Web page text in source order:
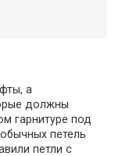
а
должны
гарнитуре под
петель
петли с